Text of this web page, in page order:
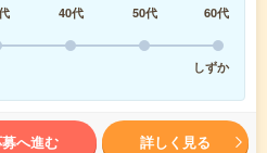
40代 50代
60代
しずか
へ進む 詳しく見る